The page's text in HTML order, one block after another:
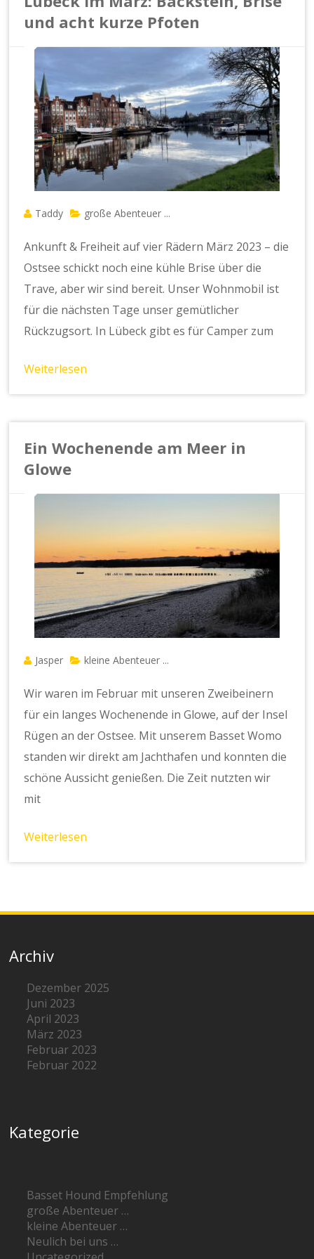
und acht kurze Pfoten
Taddy große Abenteuer ...
Ankunft & Freiheit auf vier Rädern März 2023 – die
Ostsee schickt noch eine kühle Brise über die
Trave, aber wir sind bereit. Unser Wohnmobil ist
für die nächsten Tage unser gemütlicher
Rückzugsort. In Lübeck gibt es für Camper zum
Weiterlesen
Ein Wochenende am Meer in
Glowe
Jasper kleine Abenteuer ...
Wir waren im Februar mit unseren Zweibeinern
für ein langes Wochenende in Glowe, auf der Insel
Rügen an der Ostsee. Mit unserem Basset Womo
standen wir direkt am Jachthafen und konnten die
schöne Aussicht genießen. Die Zeit nutzten wir
mit
Weiterlesen
Archiv
Dezember 2025
Juni 2023
April 2023
März 2023
Februar 2023
Februar 2022
Kategorie
Basset Hound Empfehlung
große Abenteuer …
kleine Abenteuer …
Neulich bei uns …